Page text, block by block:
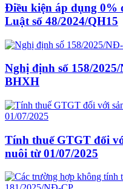
Điều kiện áp dụng 0%
Luật số 48/2024/QH15
Nghị định số 158/
BHXH
Tính thuế GTGT đối
nuôi từ 01/07/2025